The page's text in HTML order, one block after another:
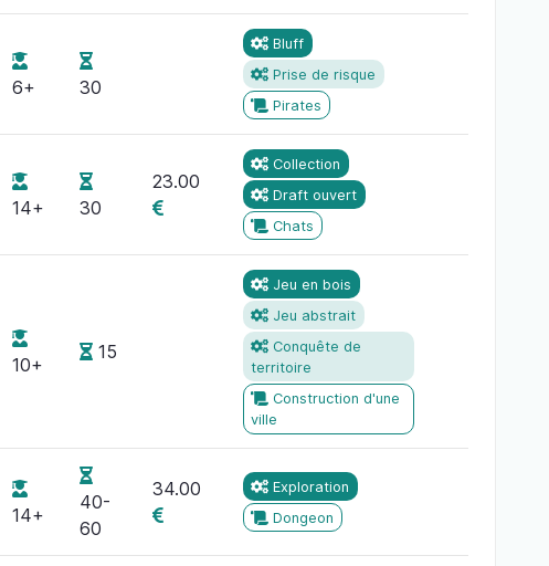
6+ 30
Bluff
Prise de risque
Pirates
14+ 30
23.00
Collection
Draft ouvert
Chats
10+
15
Jeu en bois
Jeu abstrait
Conquête de
territoire
Construction d'une
ville
14+
40-
60
34.00
Exploration
Dongeon